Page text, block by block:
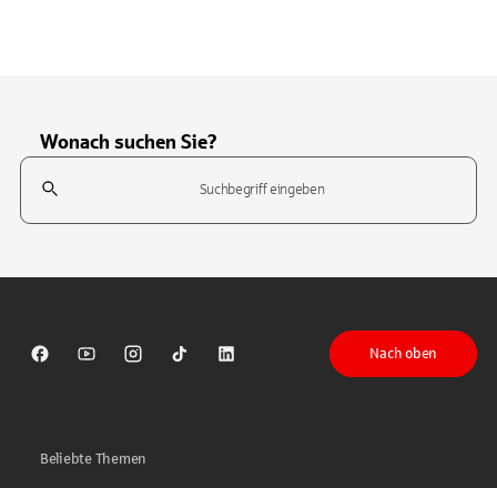
Wonach suchen Sie?
Suchfeld
Sparkasse auf Facebook
Sparkasse auf Youtube
Sparkasse auf Instagram
Sparkasse auf TikTok
Sparkasse auf LinkedIn
Nach oben
Beliebte Themen